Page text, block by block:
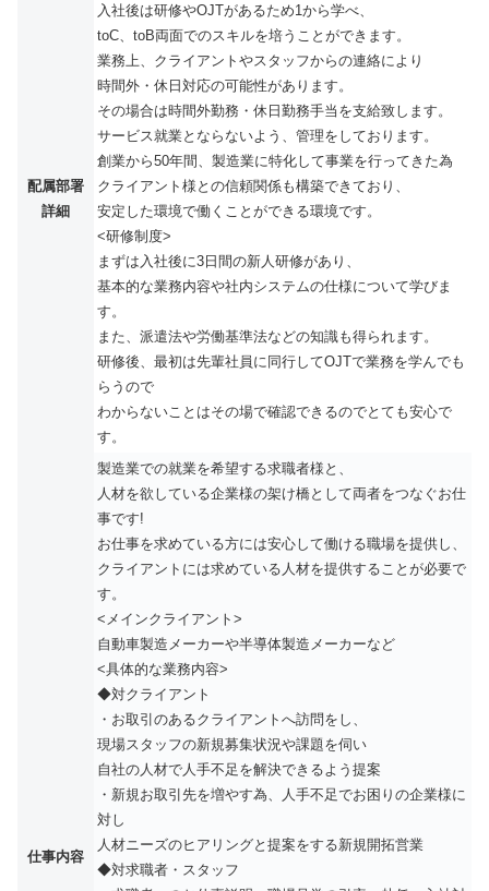
配属部署
詳細
入社後は研修やOJTがあるため1から学べ、
toC、toB両面でのスキルを培うことができます。
業務上、クライアントやスタッフからの連絡により
時間外・休日対応の可能性があります。
その場合は時間外勤務・休日勤務手当を支給致します。
サービス就業とならないよう、管理をしております。
創業から50年間、製造業に特化して事業を行ってきた為
クライアント様との信頼関係も構築できており、
安定した環境で働くことができる環境です。
<研修制度>
まずは入社後に3日間の新人研修があり、
基本的な業務内容や社内システムの仕様について学びま
す。
また、派遣法や労働基準法などの知識も得られます。
研修後、最初は先輩社員に同行してOJTで業務を学んでも
らうので
わからないことはその場で確認できるのでとても安心で
す。
仕事内容
製造業での就業を希望する求職者様と、
人材を欲している企業様の架け橋として両者をつなぐお仕
事です!
お仕事を求めている方には安心して働ける職場を提供し、
クライアントには求めている人材を提供することが必要で
す。
<メインクライアント>
自動車製造メーカーや半導体製造メーカーなど
<具体的な業務内容>
◆対クライアント
・お取引のあるクライアントへ訪問をし、
現場スタッフの新規募集状況や課題を伺い
自社の人材で人手不足を解決できるよう提案
・新規お取引先を増やす為、人手不足でお困りの企業様に
対し
人材ニーズのヒアリングと提案をする新規開拓営業
◆対求職者・スタッフ